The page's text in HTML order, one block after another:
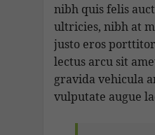
nibh quis felis
ultricies, nibh at
justo eros
lectus arcu sit
gravida vehicula
vulputate augue